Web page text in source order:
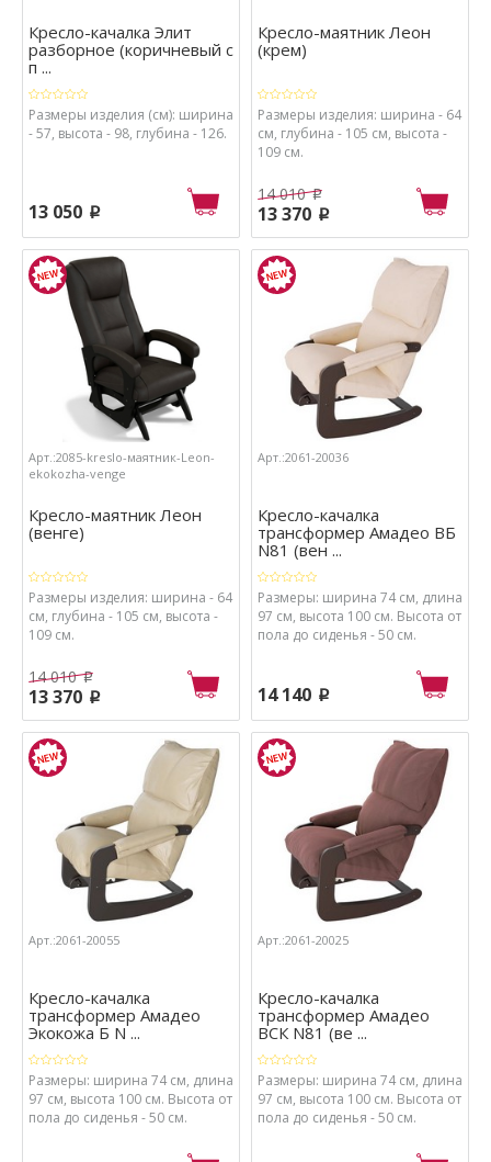
Кресло-качалка Элит
разборное (коричневый с
п ...
Размеры изделия (см): ширина
- 57, высота - 98, глубина - 126.
13 050 p
Кресло-маятник Леон
(крем)
Размеры изделия: ширина - 64
см, глубина - 105 см, высота -
109 см.
14 010 p
13 370 p
Арт.:2085-kreslo-маятник-Leon-
ekokozha-venge
Кресло-маятник Леон
(венге)
Размеры изделия: ширина - 64
см, глубина - 105 см, высота -
109 см.
14 010 p
13 370 p
Арт.:2061-20036
Кресло-качалка
трансформер Амадео ВБ
N81 (вен ...
Размеры: ширина 74 см, длина
97 см, высота 100 см. Высота от
пола до сиденья - 50 см.
14 140 p
Арт.:2061-20055
Кресло-качалка
трансформер Амадео
Экокожа Б N ...
Размеры: ширина 74 см, длина
97 см, высота 100 см. Высота от
пола до сиденья - 50 см.
Арт.:2061-20025
Кресло-качалка
трансформер Амадео
ВСК N81 (ве ...
Размеры: ширина 74 см, длина
97 см, высота 100 см. Высота от
пола до сиденья - 50 см.